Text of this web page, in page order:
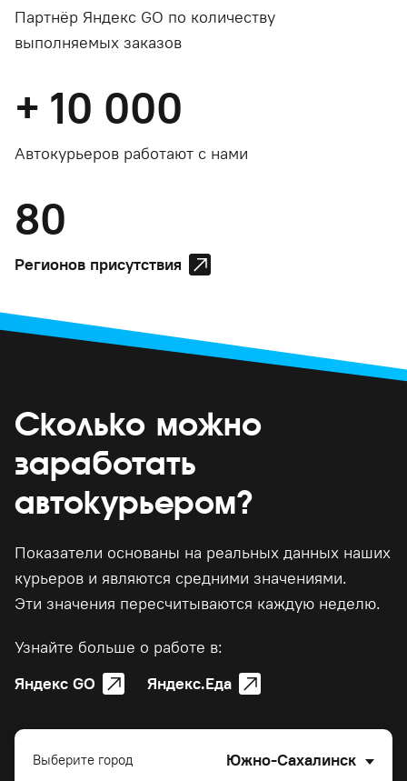
Партнёр Яндекс GO по количеству
выполняемых заказов
+ 10 000
Автокурьеров работают с нами
80
Регионов присутствия
Сколько можно
заработать
автокурьером?
Показатели основаны на реальных данных наших
курьеров и являются средними значениями.
Эти значения пересчитываются каждую неделю.
Узнайте больше о работе в:
Яндекс GO
Яндекс.Еда
Выберите город Южно-Сахалинск